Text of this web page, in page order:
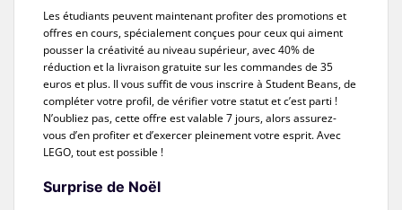
Les étudiants peuvent maintenant profiter des promotions et
offres en cours, spécialement conçues pour ceux qui aiment
pousser la créativité au niveau supérieur, avec 40% de
réduction et la livraison gratuite sur les commandes de 35
euros et plus. Il vous suffit de vous inscrire à Student Beans, de
compléter votre profil, de vérifier votre statut et c’est parti !
N’oubliez pas, cette offre est valable 7 jours, alors assurez-
vous d’en profiter et d’exercer pleinement votre esprit. Avec
LEGO, tout est possible !
Surprise de Noël